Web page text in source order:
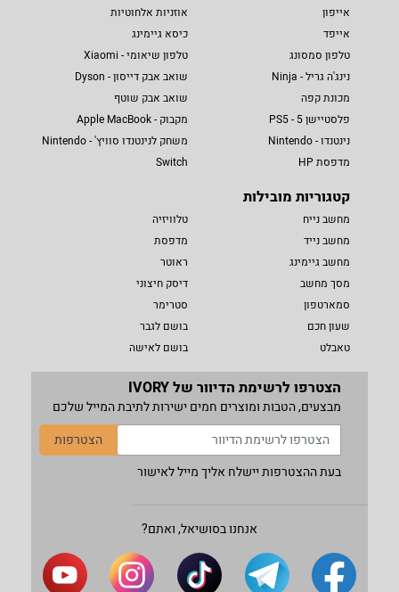
אייפון
אייפד
טלפון סמסונג
נינג'ה גריל - Ninja
מכונת קפה
פלסטיישן 5 - PS5
נינטנדו - Nintendo
מדפסת HP
אוזניות אלחוטיות
כיסא גיימינג
טלפון שיאומי - Xiaomi
שואב אבק דייסון - Dyson
שואב אבק שוטף
מקבוק - Apple MacBook
משחק לנינטנדו סוויץ' - Nintendo
Switch
קטגוריות מובילות
מחשב נייח
מחשב נייד
מחשב גיימינג
מסך מחשב
סמארטפון
שעון חכם
טאבלט
טלוויזיה
מדפסת
ראוטר
דיסק חיצוני
סטרימר
בושם לגבר
בושם לאישה
הצטרפו לרשימת הדיוור של IVORY
מבצעים, הטבות ומוצרים חמים ישירות לתיבת המייל שלכם
הצטרפות
בעת ההצטרפות יישלח אליך מייל לאישור
אנחנו בסושיאל, ואתם?